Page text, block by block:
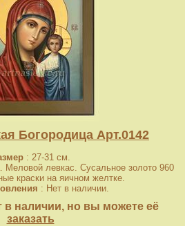
Богородица Арт.0142
: 27-31 см.
Меловой левкас. Сусальное золото 960
краски на яичном желтке.
: Нет в наличии.
в наличии, но вы можете её
заказать